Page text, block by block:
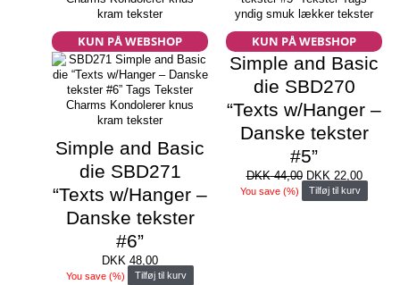
KUN PÅ WEBSHOP
Simple and Basic
die SBD271
“Texts w/Hanger –
Danske tekster
#6”
DKK 48,00
You save(%) Tilføj til kurv
KUN PÅ WEBSHOP
Simple and Basic
die SBD270
“Texts w/Hanger –
Danske tekster
#5”
DKK44,00 Den
oprindelige
pris
DKK 22,00Den
pris
You save (%) Tilføj til kurv